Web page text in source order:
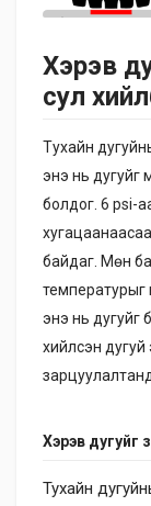
Хэрэв
сул
Тухайн
энэ нь дугуйг
болдог. 6 psi-
байдаг. Мөн
температурыг
энэ нь дугуйг
хийлсэн
Хэрэв дугуйг
Тухайн